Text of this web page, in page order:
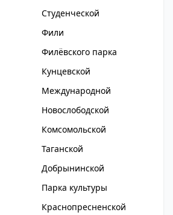
Студенческой
Фили
Филёвского парка
Кунцевской
Международной
Новослободской
Комсомольской
Таганской
Добрынинской
Парка культуры
Краснопресненской